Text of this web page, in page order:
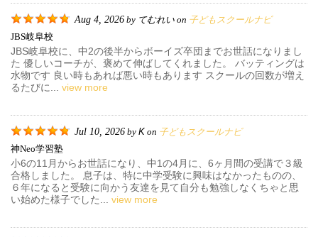
Aug 4, 2026 by てむれい on 子どもスクールナビ
JBS岐阜校
JBS岐阜校に、中2の後半からボーイズ卒団までお世話になりまし
た 優しいコーチが、褒めて伸ばしてくれました。 バッティングは
水物です 良い時もあれば悪い時もあります スクールの回数が増え
るたびに... view more
Jul 10, 2026 by K on 子どもスクールナビ
神neo学習塾
小6の11月からお世話になり、中1の4月に、6ヶ月間の受講で３級
合格しました。 息子は、特に中学受験に興味はなかったものの、
６年になると受験に向かう友達を見て自分も勉強しなくちゃと思
い始めた様子でした... view more